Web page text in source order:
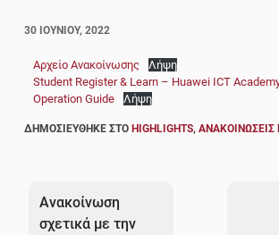
30 ΙΟΥΝΊΟΥ, 2022
Αρχείο Ανακοίνωσης
Λήψη
Student Register & Learn – Huawei ICT
Operation Guide
Λήψη
ΔΗΜΟΣΙΕΎΘΗΚΕ ΣΤΟHIGHLIGHTS,ΑΝΑΚΟΙΝΏΣΕΙΣ
άρθρων
Ανακοίνωση
σχετικά με την